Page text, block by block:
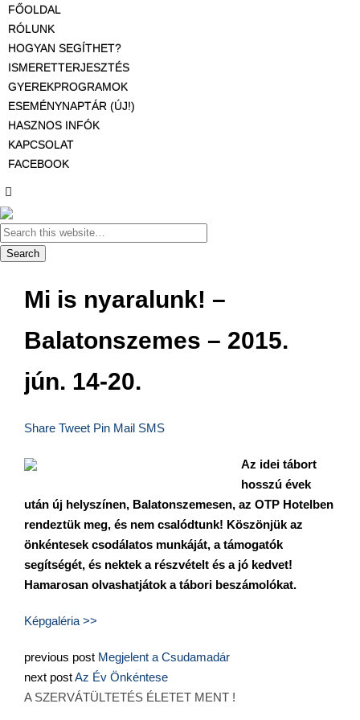
FŐOLDAL
RÓLUNK
HOGYAN SEGÍTHET?
ISMERETTERJESZTÉS
GYEREKPROGRAMOK
ESEMÉNYNAPTÁR (ÚJ!)
HASZNOS INFÓK
KAPCSOLAT
FACEBOOK
Mi is nyaralunk! –
Balatonszemes – 2015.
jún. 14-20.
Share Tweet Pin Mail SMS
Az idei tábort
hosszú évek
után új helyszínen, Balatonszemesen, az OTP Hotelben
rendeztük meg, és nem csalódtunk! Köszönjük az
önkéntesek csodálatos munkáját, a támogatók
segítségét, és nektek a részvételt és a jó kedvet!
Hamarosan olvashatjátok a tábori beszámolókat.
Képgaléria >>
previous post Megjelent a Csudamadár
next postAz Év Önkéntese
A SZERVÁTÜLTETÉS ÉLETET MENT !